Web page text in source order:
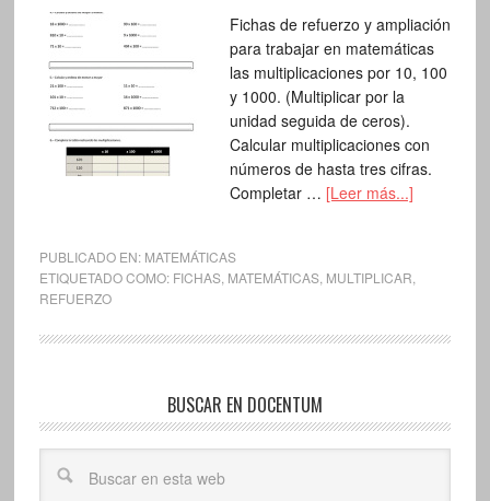
Fichas de refuerzo y ampliación
para trabajar en matemáticas
las multiplicaciones por 10, 100
y 1000. (Multiplicar por la
unidad seguida de ceros).
Calcular multiplicaciones con
números de hasta tres cifras.
Completar … [Leer más...]
PUBLICADO EN: MATEMÁTICAS
ETIQUETADO COMO: FICHAS, MATEMÁTICAS, MULTIPLICAR
REFUERZO
BUSCAR EN DOCENTUM